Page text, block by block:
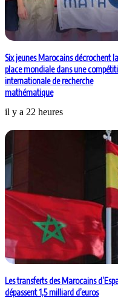
Six jeunes Marocains décrochent
place mondiale dans une
internationale de recherche
mathématique
il y a 22 heures
Les transferts des Marocains
dépassent 1,5 milliard d’euros